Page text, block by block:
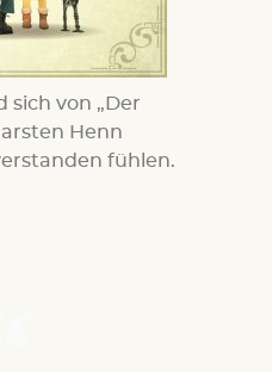
sich von „Der
Henn
fühlen.